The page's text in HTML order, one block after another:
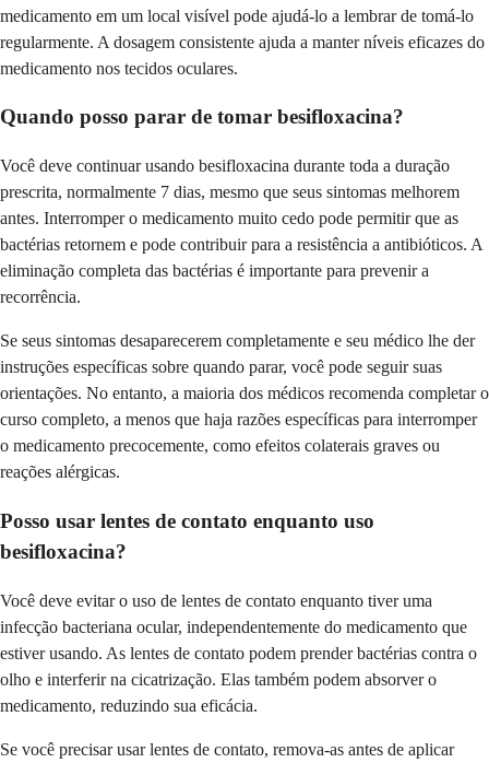
medicamento em um local visível pode ajudá-lo a lembrar de tomá-lo
regularmente. A dosagem consistente ajuda a manter níveis eficazes do
medicamento nos tecidos oculares.
Quando posso parar de tomar besifloxacina?
Você deve continuar usando besifloxacina durante toda a duração
prescrita, normalmente 7 dias, mesmo que seus sintomas melhorem
antes. Interromper o medicamento muito cedo pode permitir que as
bactérias retornem e pode contribuir para a resistência a antibióticos. A
eliminação completa das bactérias é importante para prevenir a
recorrência.
Se seus sintomas desaparecerem completamente e seu médico lhe der
instruções específicas sobre quando parar, você pode seguir suas
orientações. No entanto, a maioria dos médicos recomenda completar o
curso completo, a menos que haja razões específicas para interromper
o medicamento precocemente, como efeitos colaterais graves ou
reações alérgicas.
Posso usar lentes de contato enquanto uso
besifloxacina?
Você deve evitar o uso de lentes de contato enquanto tiver uma
infecção bacteriana ocular, independentemente do medicamento que
estiver usando. As lentes de contato podem prender bactérias contra o
olho e interferir na cicatrização. Elas também podem absorver o
medicamento, reduzindo sua eficácia.
Se você precisar usar lentes de contato, remova-as antes de aplicar